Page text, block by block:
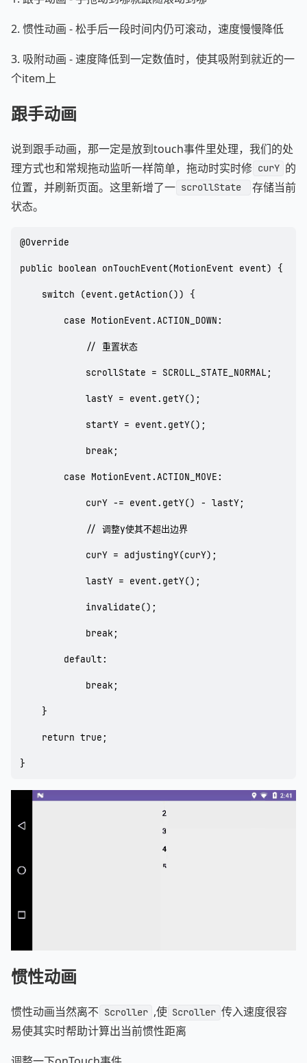
2. 惯性动画 - 松手后一段时间内仍可滚动，速度慢慢降低
3. 吸附动画 - 速度降低到一定数值时，使其吸附到就近的一
个item上
跟手动画
说到跟手动画，那一定是放到touch事件里处理，我们的处
理方式也和常规拖动监听一样简单，拖动时实时修 curY 的
位置，并刷新页面。这里新增了一 scrollState
存储当前
状态。
@Override
public boolean onTouchEvent(MotionEvent event) {
    switch (event.getAction()) {
        case MotionEvent.ACTION_DOWN:
            // 重置状态
            scrollState = SCROLL_STATE_NORMAL;
            lastY = event.getY();
            startY = event.getY();
            break;
        case MotionEvent.ACTION_MOVE:
            curY -= event.getY() - lastY;
            // 调整y使其不超出边界
            curY = adjustingY(curY);
            lastY = event.getY();
            invalidate();
            break;
        default:
            break;
    }
    return true;
}
惯性动画
惯性动画当然离不 Scroller ,使 Scroller 传入速度很容
易使其实时帮助计算出当前惯性距离